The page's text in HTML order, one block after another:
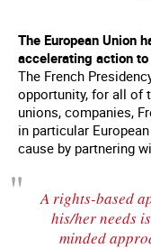
The European Union
accelerating action
The French
opportunity, for all of
unions, companies,
in particular
cause by partnering
A rights-based
his/her needs
minded